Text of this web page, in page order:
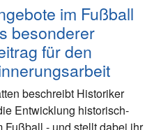
im Fußball
besonderer
für den
beschreibt Historiker
Entwicklung historisch-
- und stellt dabei ihr